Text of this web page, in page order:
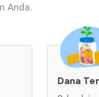
Anda.
Dana